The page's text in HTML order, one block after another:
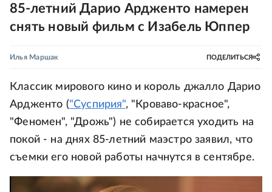
85-летний Дарио Ардженто намерен
снять новый фильм с Изабель Юппер
Илья Маршак ПОДЕЛИТЬСЯ
Классик мирового кино и король джалло Дарио
Ардженто ("Суспирия", "Кроваво-красное",
"Феномен", "Дрожь") не собирается уходить на
покой - на днях 85-летний маэстро заявил, что
съемки его новой работы начнутся в сентябре.